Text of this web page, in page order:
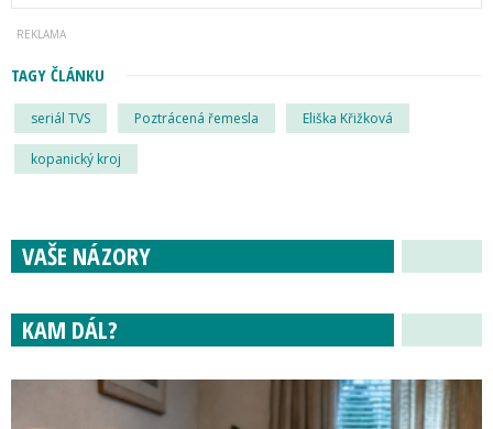
TAGY ČLÁNKU
seriál TVS Poztrácená řemesla Eliška Křižková
kopanický kroj
VAŠE NÁZORY
KAM DÁL?